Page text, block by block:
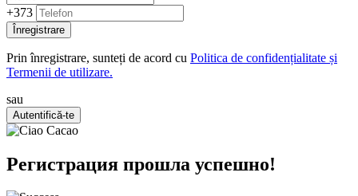
+373
Înregistrare
Prin înregistrare, sunteți de acord cu Politica de confidențialitate și
Termenii de utilizare.
sau
Autentifică-te
Регистрация прошла успешно!